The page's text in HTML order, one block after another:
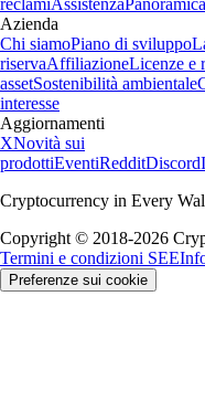
reclamiAssistenza
Azienda
Chi siamoPiano di sviluppo
riservaAffiliazioneLicenze e
assetSostenibilità ambientale
interesse
Aggiornamenti
XNovità sui
prodottiEventiRedditDiscord
Cryptocurrency in Every
Copyright © 2018-2026
Termini e condizioni SEE
Preferenze sui cookie